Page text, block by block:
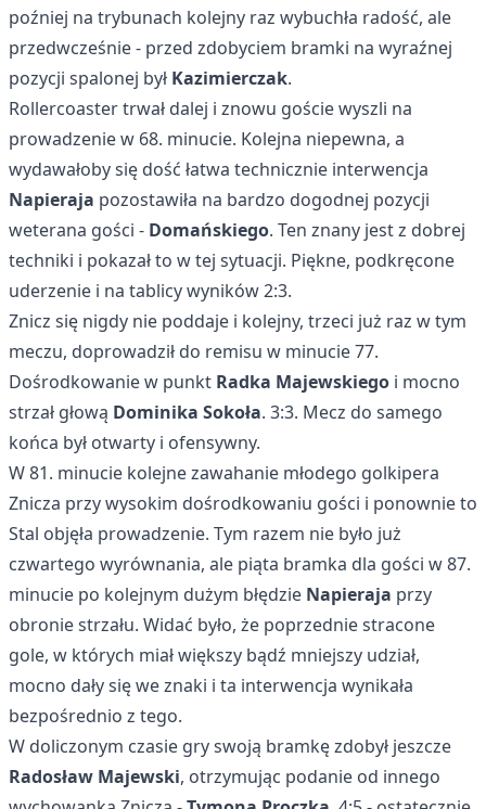
poźniej na trybunach kolejny raz wybuchła radość, ale
przedwcześnie - przed zdobyciem bramki na wyraźnej
pozycji spalonej był Kazimierczak.
Rollercoaster trwał dalej i znowu goście wyszli na
prowadzenie w 68. minucie. Kolejna niepewna, a
wydawałoby się dość łatwa technicznie interwencja
Napieraja pozostawiła na bardzo dogodnej pozycji
weterana gości - Domańskiego. Ten znany jest z dobrej
techniki i pokazał to w tej sytuacji. Piękne, podkręcone
uderzenie i na tablicy wyników 2:3.
Znicz się nigdy nie poddaje i kolejny, trzeci już raz w tym
meczu, doprowadził do remisu w minucie 77.
Dośrodkowanie w punkt Radka Majewskiego i mocno
strzał głową Dominika Sokoła. 3:3. Mecz do samego
końca był otwarty i ofensywny.
W 81. minucie kolejne zawahanie młodego golkipera
Znicza przy wysokim dośrodkowaniu gości i ponownie to
Stal objęła prowadzenie. Tym razem nie było już
czwartego wyrównania, ale piąta bramka dla gości w 87.
minucie po kolejnym dużym błędzie Napieraja przy
obronie strzału. Widać było, że poprzednie stracone
gole, w których miał większy bądź mniejszy udział,
mocno dały się we znaki i ta interwencja wynikała
bezpośrednio z tego.
W doliczonym czasie gry swoją bramkę zdobył jeszcze
Radosław Majewski, otrzymując podanie od innego